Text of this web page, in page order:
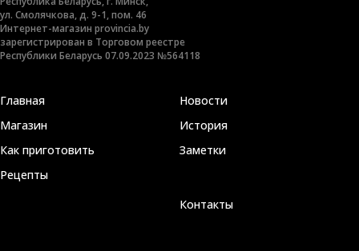
ул. Смолячкова, д. 9-1, пом. 46
Интернет-магазин provincia.by
зарегистрирован в Торговом реестре
Республики Беларусь 07.09.2023 №564118
Главная
Магазин
Как приготовить
Рецепты
Новости
История
Заметки
Контакты